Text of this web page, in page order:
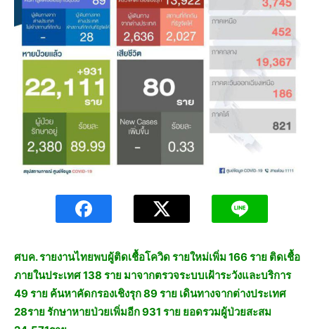
ศบค. รายงานไทยพบผู้ติดเชื้อโควิด รายใหม่เพิ่ม 166 ราย ติดเชื้อ
ภายในประเทศ 138 ราย มาจากตรวจระบบเฝ้าระวังและบริการ
49 ราย ค้นหาคัดกรองเชิงรุก 89 ราย เดินทางจากต่างประเทศ
28ราย รักษาหายป่วยเพิ่มอีก 931 ราย ยอดรวมผู้ป่วยสะสม